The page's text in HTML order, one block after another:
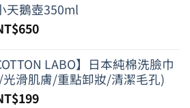
天鵝壺350ml
：
。
650目
價
格：
NT$650。
LABO】日本純棉洗臉巾
滑肌膚/重點卸妝/清潔毛孔)
199目